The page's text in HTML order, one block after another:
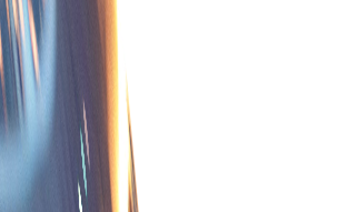
ำสั่งง่ายขึ้นด้วยเวิร์กโฟลว์อัตโนมัติที่ลด